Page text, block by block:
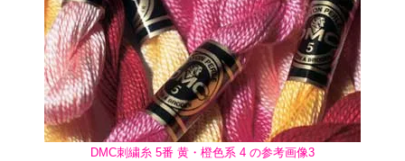
DMC刺繍糸 5番 黄・橙色系 4 の参考画像3